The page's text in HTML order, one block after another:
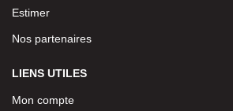
Estimer
Nos partenaires
LIENS UTILES
Mon compte